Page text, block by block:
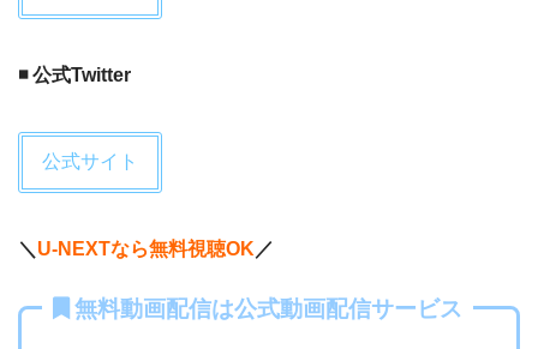
◾️ 公式Twitter
公式サイト
＼ U-NEXTなら無料視聴OK ／
無料動画配信は公式動画配信サービス